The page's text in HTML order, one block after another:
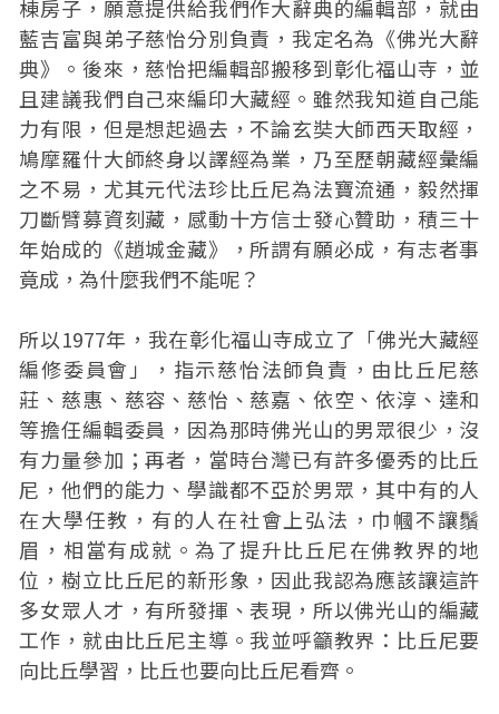
棟房子，願意提供給我們作大辭典的編輯部，就由
藍吉富與弟子慈怡分別負責，我定名為《佛光大辭
典》。後來，慈怡把編輯部搬移到彰化福山寺，並
且建議我們自己來編印大藏經。雖然我知道自己能
力有限，但是想起過去，不論玄奘大師西天取經，
鳩摩羅什大師終身以譯經為業，乃至歷朝藏經彙編
之不易，尤其元代法珍比丘尼為法寶流通，毅然揮
刀斷臂募資刻藏，感動十方信士發心贊助，積三十
年始成的《趙城金藏》，所謂有願必成，有志者事
竟成，為什麼我們不能呢？
所以1977年，我在彰化福山寺成立了「佛光大藏經
編修委員會」，指示慈怡法師負責，由比丘尼慈
莊、慈惠、慈容、慈怡、慈嘉、依空、依淳、達和
等擔任編輯委員，因為那時佛光山的男眾很少，沒
有力量參加；再者，當時台灣已有許多優秀的比丘
尼，他們的能力、學識都不亞於男眾，其中有的人
在大學任教，有的人在社會上弘法，巾幗不讓鬚
眉，相當有成就。為了提升比丘尼在佛教界的地
位，樹立比丘尼的新形象，因此我認為應該讓這許
多女眾人才，有所發揮、表現，所以佛光山的編藏
工作，就由比丘尼主導。我並呼籲教界：比丘尼要
向比丘學習，比丘也要向比丘尼看齊。